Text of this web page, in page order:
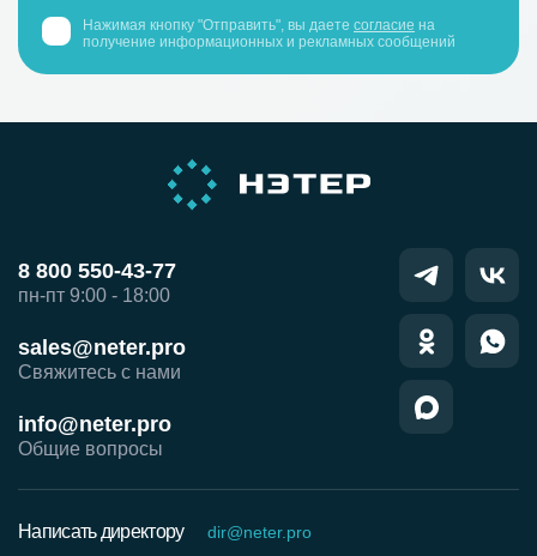
Нажимая кнопку "Отправить", вы даете согласие на
получение информационных и рекламных сообщений
8 800 550-43-77
пн-пт 9:00 - 18:00
sales@neter.pro
Свяжитесь с нами
info@neter.pro
Общие вопросы
Написать директору
dir@neter.pro